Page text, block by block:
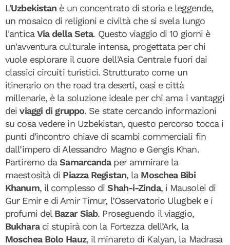
L'Uzbekistan è un concentrato di storia e leggende,
un mosaico di religioni e civiltà che si svela lungo
l'antica Via della Seta. Questo viaggio di 10 giorni è
un'avventura culturale intensa, progettata per chi
vuole esplorare il cuore dell'Asia Centrale fuori dai
classici circuiti turistici. Strutturato come un
itinerario on the road tra deserti, oasi e città
millenarie, è la soluzione ideale per chi ama i vantaggi
deiviaggi di gruppo. Se state cercando informazioni
su cosa vedere in Uzbekistan, questo percorso tocca i
punti d'incontro chiave di scambi commerciali fin
dall’impero di Alessandro Magno e Gengis Khan.
Partiremo daSamarcanda per ammirare la
maestosità di Piazza Registan, la Moschea Bibi
Khanum, il complesso diShah-i-Zinda, i Mausolei di
Gur Emir e di Amir Timur, l’Osservatorio Ulugbek e i
profumi del Bazar Siab. Proseguendo il viaggio,
Bukhara ci stupirà con la Fortezza dell’Ark, la
Moschea Bolo Hauz, il minareto di Kalyan, la Madrasa